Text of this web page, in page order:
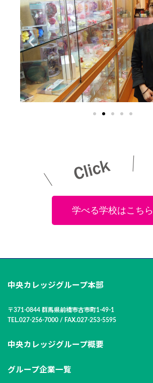
学べる学校はこちら
中央カレッジグループ本部
〒371-0844 群馬県前橋市古市町1-49-1
TEL.027-256-7000 / FAX.027-253-5595
中央カレッジグループ概要
グループ企業一覧